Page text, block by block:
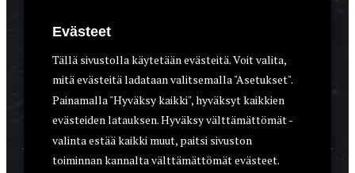
ASEET & OPTIIKKA
VARUSTEET
KOIRAT
Evästeet
Tällä sivustolla käytetään evästeitä. Voit valita,
mitä evästeitä ladataan valitsemalla "Asetukset".
Painamalla "Hyväksy kaikki", hyväksyt kaikkien
evästeiden latauksen. Hyväksy välttämättömät -
valinta estää kaikki muut, paitsi sivuston
toiminnan kannalta välttämättömät evästeet.